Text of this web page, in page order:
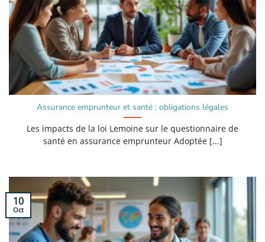
Assurance emprunteur et santé : obligations légales
Les impacts de la loi Lemoine sur le questionnaire de
santé en assurance emprunteur Adoptée [...]
10
Oct